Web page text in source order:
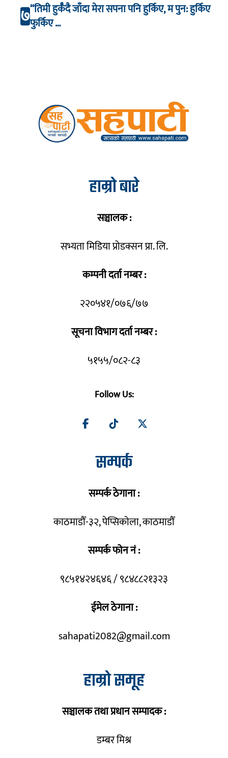
७“तिमी हुर्कँदै जाँदा मेरा सपना पनि हुर्किए, म पुन: हुर्किए
फुर्किए …
हाम्रो बारे
सञ्चालक :
सभ्यता मिडिया प्रोडक्सन प्रा. लि.
कम्पनी दर्ता नम्बर :
२२०५४१/०७६/७७
सूचना विभाग दर्ता नम्बर :
५१५५/०८२-८३
Follow Us:
सम्पर्क
सम्पर्क ठेगाना :
काठमाडौँ-३२, पेप्सिकोला, काठमाडौँ
सम्पर्क फोन नं :
९८५१४२४६४६ / ९८४८८२१३२३
ईमेल ठेगाना :
sahapati2082@gmail.com
हाम्रो समूह
सञ्चालक तथा प्रधान सम्पादक :
डम्बर मिश्र